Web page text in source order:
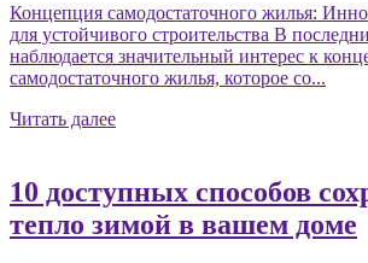
Концепция самодостаточного жилья:
для устойчивого строительства В
наблюдается значительный интерес к
самодостаточного жилья, которое со...
Читать далее
10 доступных способов
тепло зимой в вашем доме